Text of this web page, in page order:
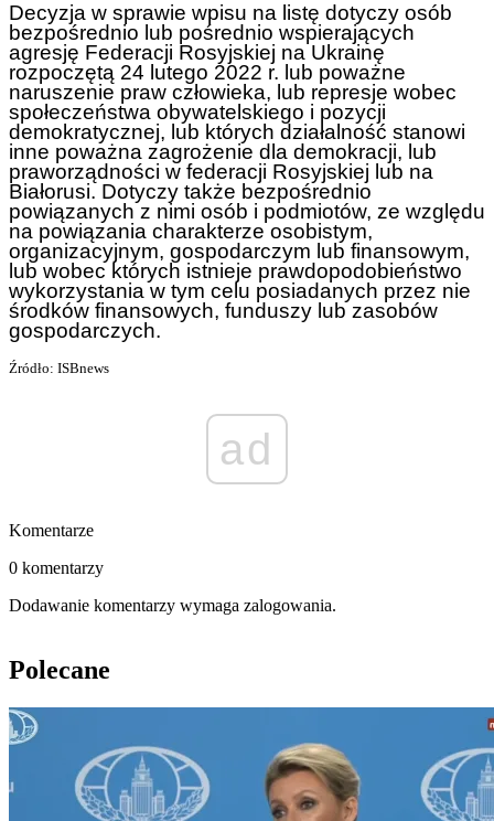
Decyzja w sprawie wpisu na listę dotyczy osób
bezpośrednio lub pośrednio wspierających
agresję Federacji Rosyjskiej na Ukrainę
rozpoczętą 24 lutego 2022 r. lub poważne
naruszenie praw człowieka, lub represje wobec
społeczeństwa obywatelskiego i pozycji
demokratycznej, lub których działalność stanowi
inne poważna zagrożenie dla demokracji, lub
praworządności w federacji Rosyjskiej lub na
Białorusi. Dotyczy także bezpośrednio
powiązanych z nimi osób i podmiotów, ze względu
na powiązania charakterze osobistym,
organizacyjnym, gospodarczym lub finansowym,
lub wobec których istnieje prawdopodobieństwo
wykorzystania w tym celu posiadanych przez nie
środków finansowych, funduszy lub zasobów
gospodarczych.
Źródło: ISBnews
ad
Komentarze
0 komentarzy
Dodawanie komentarzy wymaga zalogowania.
Polecane